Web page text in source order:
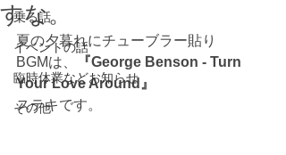
乗る話
イベントの話
臨時休業などお知らせ
その他
すな。
夏の夕暮れにチューブラー貼り
BGMは、
『George Benson - Turn
Your Love Around』
ステキです。